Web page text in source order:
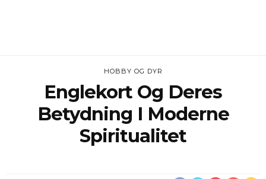
HOBBY OG DYR
Englekort Og Deres
Betydning I Moderne
Spiritualitet